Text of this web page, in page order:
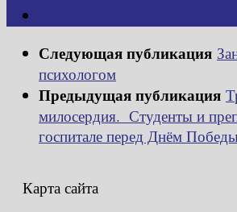
Следующая публикация
психологом
Предыдущая публикация
милосердия. Студенты и
госпитале перед Днём
Карта сайта